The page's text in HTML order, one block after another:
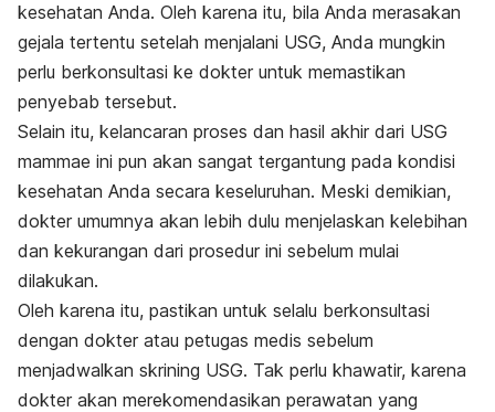
kesehatan Anda. Oleh karena itu, bila Anda merasakan
gejala tertentu setelah menjalani USG, Anda mungkin
perlu berkonsultasi ke dokter untuk memastikan
penyebab tersebut.
Selain itu, kelancaran proses dan hasil akhir dari USG
mammae ini pun akan sangat tergantung pada kondisi
kesehatan Anda secara keseluruhan. Meski demikian,
dokter umumnya akan lebih dulu menjelaskan kelebihan
dan kekurangan dari prosedur ini sebelum mulai
dilakukan.
Oleh karena itu, pastikan untuk selalu berkonsultasi
dengan dokter atau petugas medis sebelum
menjadwalkan skrining USG. Tak perlu khawatir, karena
dokter akan merekomendasikan perawatan yang